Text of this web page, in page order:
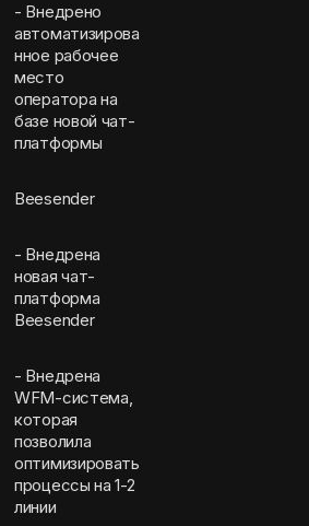
- Внедрено
автоматизирова
нное рабочее
место
оператора на
базе новой чат-
платформы
Beesender
- Внедрена
новая чат-
платформа
Beesender
- Внедренa
WFM-система,
которая
позволила
оптимизировать
процессы на 1-2
линии